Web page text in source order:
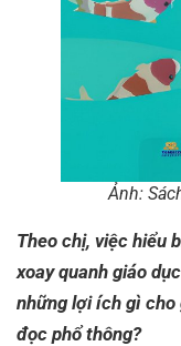
Ảnh:
Theo chị, việc hiểu
xoay quanh giáo
những lợi ích gì cho
đọc phổ thông?